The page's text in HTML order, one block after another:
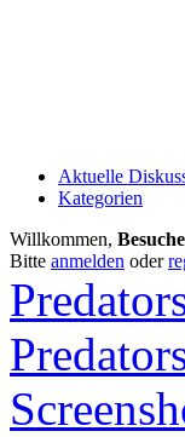
Aktuelle
Kategorien
Willkommen,
Bitte anmelden oder